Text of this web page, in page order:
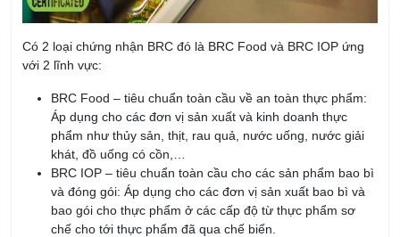
Có 2 loại chứng nhận BRC đó là BRC Food và BRC IOP ứng
với 2 lĩnh vực:
BRC Food – tiêu chuẩn toàn cầu về an toàn thực phẩm:
Áp dụng cho các đơn vị sản xuất và kinh doanh thực
phẩm như thủy sản, thịt, rau quả, nước uống, nước giải
khát, đồ uống có cồn,…
BRC IOP – tiêu chuẩn toàn cầu cho các sản phẩm bao bì
và đóng gói: Áp dụng cho các đơn vị sản xuất bao bì và
bao gói cho thực phẩm ở các cấp độ từ thực phẩm sơ
chế cho tới thực phẩm đã qua chế biến.